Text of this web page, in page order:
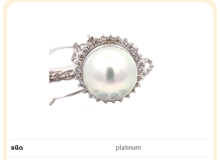
ชนิด
platinum